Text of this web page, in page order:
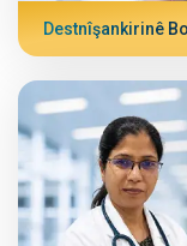
Destnîşankirinê